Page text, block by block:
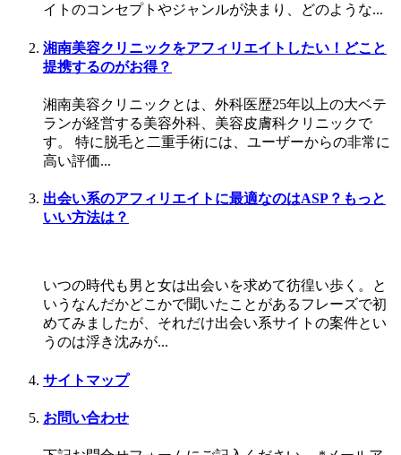
イトのコンセプトやジャンルが決まり、どのような...
湘南美容クリニックをアフィリエイトしたい！どこと
提携するのがお得？
湘南美容クリニックとは、外科医歴25年以上の大ベテ
ランが経営する美容外科、美容皮膚科クリニックで
す。 特に脱毛と二重手術には、ユーザーからの非常に
高い評価...
出会い系のアフィリエイトに最適なのはASP？もっと
いい方法は？
いつの時代も男と女は出会いを求めて彷徨い歩く。と
いうなんだかどこかで聞いたことがあるフレーズで初
めてみましたが、それだけ出会い系サイトの案件とい
うのは浮き沈みが...
サイトマップ
お問い合わせ